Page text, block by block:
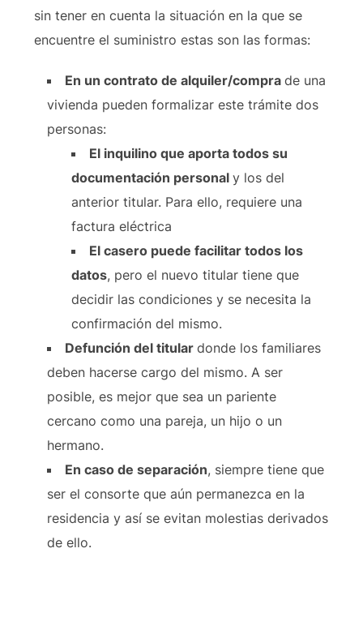
sin tener en cuenta la situación en la que se
encuentre el suministro estas son las formas:
En un contrato de alquiler/compra de una
vivienda pueden formalizar este trámite dos
personas:
El inquilino que aporta todos su
documentación personal y los del
anterior titular. Para ello, requiere una
factura eléctrica
El casero puede facilitar todos los
datos, pero el nuevo titular tiene que
decidir las condiciones y se necesita la
confirmación del mismo.
Defunción del titular donde los familiares
deben hacerse cargo del mismo. A ser
posible, es mejor que sea un pariente
cercano como una pareja, un hijo o un
hermano.
En caso de separación, siempre tiene que
ser el consorte que aún permanezca en la
residencia y así se evitan molestias derivados
de ello.